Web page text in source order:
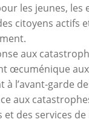
les jeunes, les
citoyens actifs
aux
œcuménique
à l’avant-garde
aux
et des services